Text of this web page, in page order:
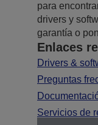
para
drivers y
garantía o
Enlaces
Drivers &
Preguntas
Servicios de